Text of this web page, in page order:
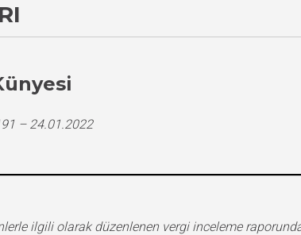
– 24.01.2022
ilgili olarak düzenlenen vergi inceleme